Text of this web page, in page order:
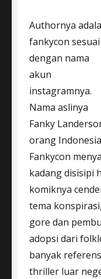
Authornya
fankycon sesuai
dengan nama
akun
instagramnya.
Nama aslinya
Fanky
orang
Fankycon
kadang disisipi
komiknya
tema
gore dan
adopsi dari
banyak
thriller luar